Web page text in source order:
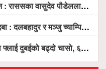
‘मिलेनियम ट्रेक अवार्ड’ प्रदान गरिने
मञ्जु च्याम्पियन, नगदसहित भव्य सम्मान
प्राविधिक निरीक्षणपछि दैनिक उडानको ढोका खुल्दै